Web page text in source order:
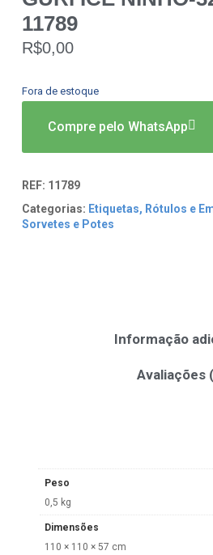
11789
R$0,00
Fora de estoque
Compre pelo WhatsApp
REF: 11789
Categorias: Etiquetas, Rótulos e
Sorvetes e Potes
Informação
Avaliações
Peso
0,5 kg
Dimensões
110 × 110 × 57 cm